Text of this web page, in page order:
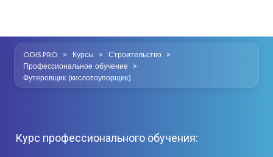
ODIS.PRO > Курсы > Строительство >
Профессиональное обучение >
Футеровщик (кислотоупорщик)
Курс профессионального обучения: